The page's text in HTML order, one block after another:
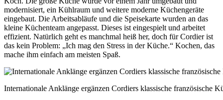
modernisiert, ein Kühlraum und weitere moderne Küchengeräte
eingebaut. Die Arbeitsabläufe und die Speisekarte wurden an das
kleine Küchenteam angepasst. Dieses ist eingespielt und arbeitet
effizient. Natürlich geht es manchmal heiß her, doch für Cordier ist
das kein Problem: „Ich mag den Stress in der Küche.“ Kochen, das
mache ihm einfach am meisten Spaß.
Internationale Anklänge ­ergänzen Cordiers klassische französische